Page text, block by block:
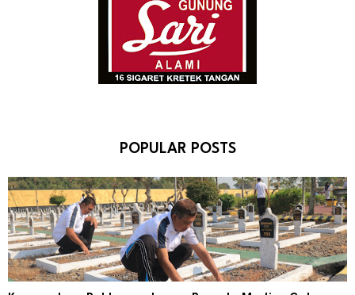
POPULAR POSTS